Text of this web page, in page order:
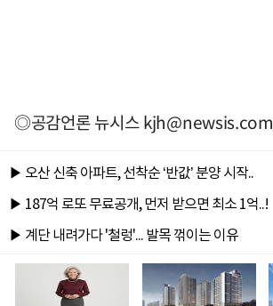
◎공감언론 뉴시스kjh@newsis.com